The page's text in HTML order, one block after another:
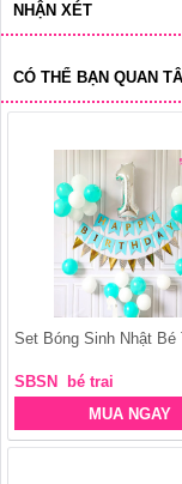
NHẬN XÉT
CÓ THỂ BẠN QUAN
Set Bóng Sinh Nhật Bé
SBSN bé trai
MUA NGAY